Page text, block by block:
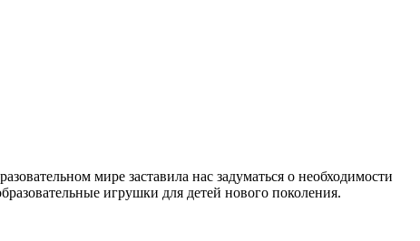
мире заставила нас задуматься о необходимости
игрушки для детей нового поколения.